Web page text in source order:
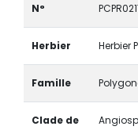
N°
Herbier Herbier
Famille
Clade de